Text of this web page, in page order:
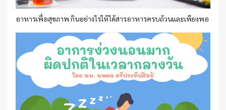
อาหารเพื่อสุขภาพ กินอย่างไรให้ได้สารอาหารครบถ้วนและเพียงพอ